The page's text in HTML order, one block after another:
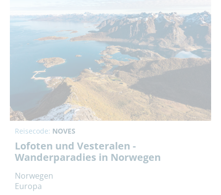
Reisecode: NOVES
Lofoten und Vesteralen -
Wanderparadies in Norwegen
Norwegen
Europa